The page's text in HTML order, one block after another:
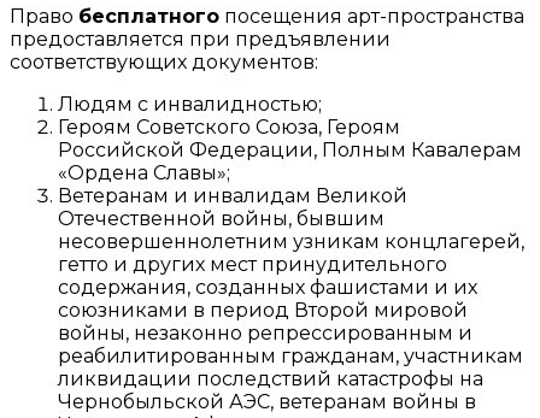
Право бесплатного посещения арт-пространства
предоставляется при предъявлении
соответствующих документов:
Людям с инвалидностью;
Героям Советского Союза, Героям
Российской Федерации, Полным Кавалерам
«Ордена Славы»;
Ветеранам и инвалидам Великой
Отечественной войны, бывшим
несовершеннолетним узникам концлагерей,
гетто и других мест принудительного
содержания, созданных фашистами и их
союзниками в период Второй мировой
войны, незаконно репрессированным и
реабилитированным гражданам, участникам
ликвидации последствий катастрофы на
Чернобыльской АЭС, ветеранам войны в